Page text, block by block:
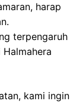
harap
terpengaruh
kami ingin